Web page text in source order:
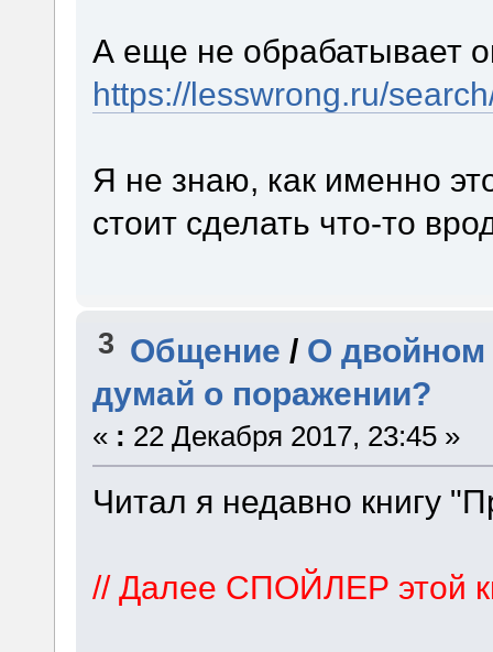
А еще не обрабатывает
https://lesswrong.ru/
Я не знаю, как именно
стоит сделать что-то
3 Общение / О двойном
думай о поражении?
« : 22 Декабря 2017, 23:45 »
Читал я недавно книгу
// Далее СПОЙЛЕР этой